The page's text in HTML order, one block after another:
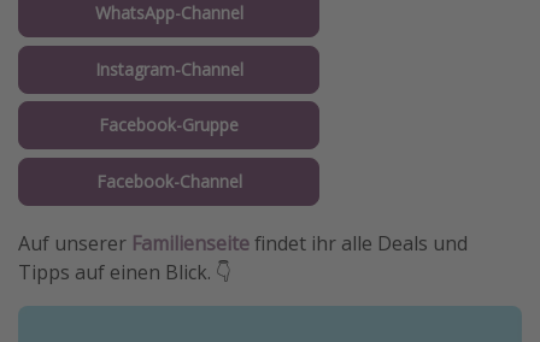
WhatsApp-Channel
Instagram-Channel
Facebook-Gruppe
Facebook-Channel
Auf unserer Familienseitefindet ihr alle Deals und
Tipps auf einen Blick. 👇